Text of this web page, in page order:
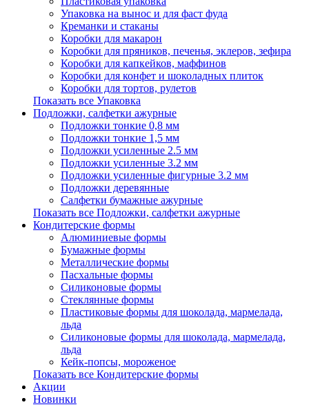
Упаковка на вынос и для фаст фуда
Креманки и стаканы
Коробки для макарон
Коробки для пряников, печенья, эклеров, зефира
Коробки для капкейков, маффинов
Коробки для конфет и шоколадных плиток
Коробки для тортов, рулетов
Показать все Упаковка
Подложки, салфетки ажурные
Подложки тонкие 0,8 мм
Подложки тонкие 1,5 мм
Подложки усиленные 2.5 мм
Подложки усиленные 3.2 мм
Подложки усиленные фигурные 3.2 мм
Подложки деревянные
Салфетки бумажные ажурные
Показать все Подложки, салфетки ажурные
Кондитерские формы
Алюминиевые формы
Бумажные формы
Металлические формы
Пасхальные формы
Силиконовые формы
Стеклянные формы
Пластиковые формы для шоколада, мармелада,
льда
Силиконовые формы для шоколада, мармелада,
льда
Кейк-попсы, мороженое
Показать все Кондитерские формы
Акции
Новинки